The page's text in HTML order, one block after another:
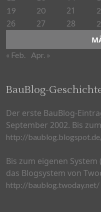
19 20 21
26
27 28
« Feb. Apr. »
BauBlog-
Der erste BauBlog-
September 2002. Bis
http://
Bis zum eigenen
das Blogsystem von
http://baublog.twoday.net/